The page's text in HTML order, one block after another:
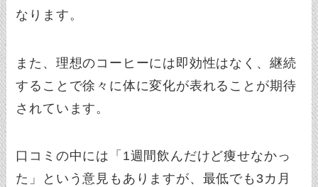
なります。
また、理想のコーヒーには即効性はなく、継続
することで徐々に体に変化が表れることが期待
されています。
口コミの中には「1週間飲んだけど痩せなかっ
た」という意見もありますが、最低でも3カ月